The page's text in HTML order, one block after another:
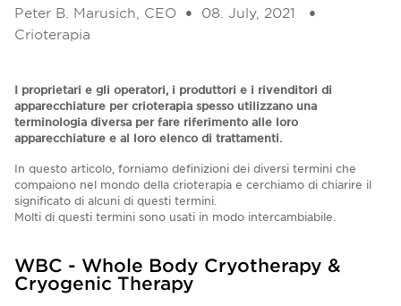
Peter B. Marusich, CEO
08. July, 2021
Crioterapia
I proprietari e gli operatori, i produttori e i rivenditori di
apparecchiature per crioterapia spesso utilizzano una
terminologia diversa per fare riferimento alle loro
apparecchiature e al loro elenco di trattamenti.
In questo articolo, forniamo definizioni dei diversi termini che
compaiono nel mondo della crioterapia e cerchiamo di chiarire il
significato di alcuni di questi termini.
Molti di questi termini sono usati in modo intercambiabile.
WBC - Whole Body Cryotherapy &
Cryogenic Therapy